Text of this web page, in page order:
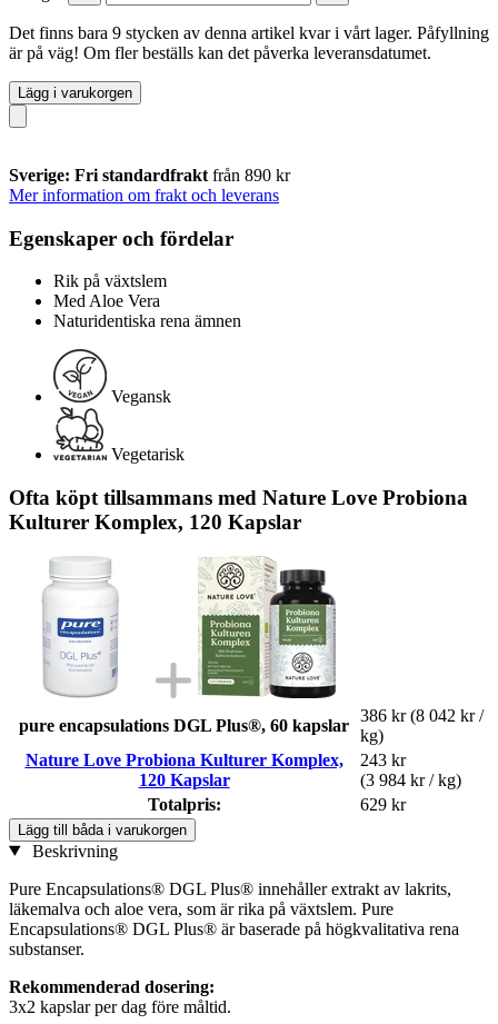
Det finns bara 9 stycken av denna artikel kvar i vårt lager. Påfyllning
är på väg! Om fler beställs kan det påverka leveransdatumet.
Lägg i varukorgen
Sverige: Fri standardfrakt från 890 kr
Mer information om frakt och leverans
Egenskaper och fördelar
Rik på växtslem
Med Aloe Vera
Naturidentiska rena ämnen
Vegansk
Vegetarisk
Ofta köpt tillsammans med Nature Love Probiona
Kulturer Komplex, 120 Kapslar
pure encapsulations DGL Plus®, 60 kapslar
386 kr (8 042 kr /
kg)
Nature Love Probiona Kulturer Komplex,
120 Kapslar
243 kr
(3 984 kr / kg)
Totalpris:
629 kr
Lägg till båda i varukorgen
Beskrivning
Pure Encapsulations® DGL Plus® innehåller extrakt av lakrits,
läkemalva och aloe vera, som är rika på växtslem. Pure
Encapsulations® DGL Plus® är baserade på högkvalitativa rena
substanser.
Rekommenderad dosering:
3x2 kapslar per dag före måltid.